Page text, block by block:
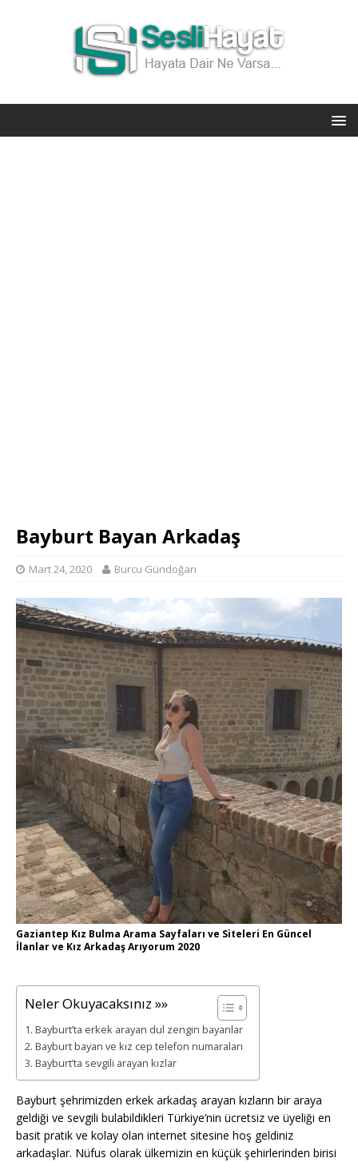
Bayburt Bayan Arkadaş
Mart 24, 2020 Burcu Gündoğan
Gaziantep Kız Bulma Arama Sayfaları ve Siteleri En Güncel
İlanlar ve Kız Arkadaş Arıyorum 2020
Neler Okuyacaksınız »»
Bayburt’ta erkek arayan dul zengin bayanlar
Bayburt bayan ve kız cep telefon numaraları
Bayburt’ta sevgili arayan kızlar
Bayburt şehrimizden erkek arkadaş arayan kızların bir araya
geldiği ve sevgili bulabildikleri Türkiye’nin ücretsiz ve üyeliği en
basit pratik ve kolay olan internet sitesine hoş geldiniz
arkadaşlar. Nüfus olarak ülkemizin en küçük şehirlerinden birisi